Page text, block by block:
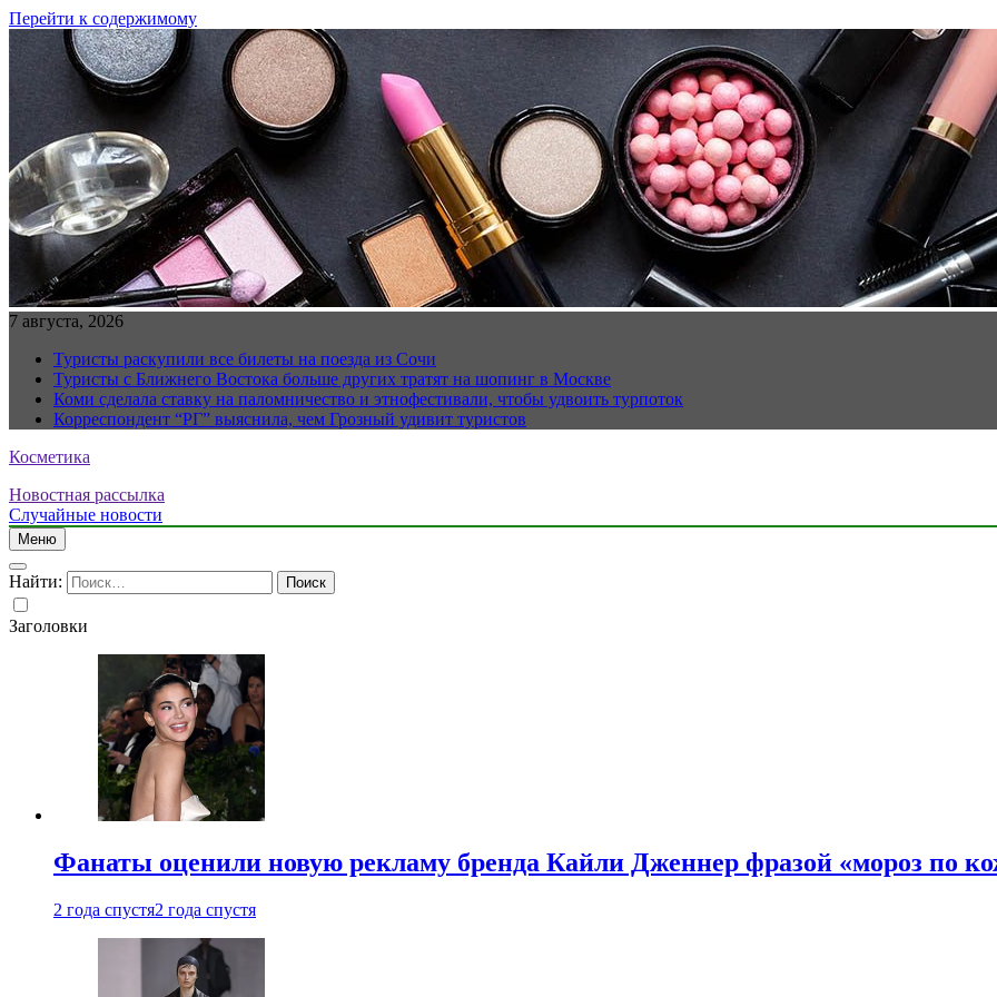
Перейти к содержимому
7 августа, 2026
Туристы раскупили все билеты на поезда из Сочи
Туристы с Ближнего Востока больше других тратят на шопинг в Москве
Коми сделала ставку на паломничество и этнофестивали, чтобы удвоить турпоток
Корреспондент “РГ” выяснила, чем Грозный удивит туристов
Косметика
Новостная рассылка
Случайные новости
Меню
Найти:
Заголовки
Фанаты оценили новую рекламу бренда Кайли Дженнер фразой «мороз по
2 года спустя2 года спустя